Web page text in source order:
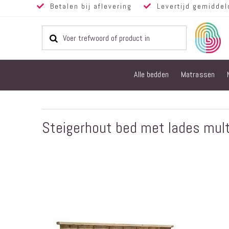
Betalen bij aflevering Levertijd
Alle bedden Matrassen
Steigerhout bed met lades
afbeeldingen-